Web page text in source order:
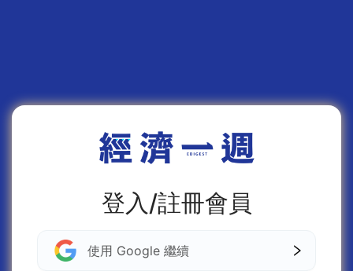
登入/註冊會員
使用 Google 繼續